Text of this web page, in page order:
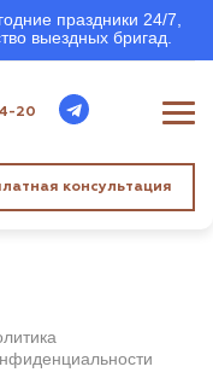
праздники 24/7,
выездных бригад.
20
консультация